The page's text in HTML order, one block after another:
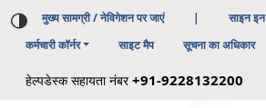
मुख्य सामग्री / नेविगेशन पर जाएं | साइन इन
कर्मचारी कॉर्नर
साइट मैप सूचना का अधिकार
हेल्पडेस्क सहायता नंबर+91-9228132200